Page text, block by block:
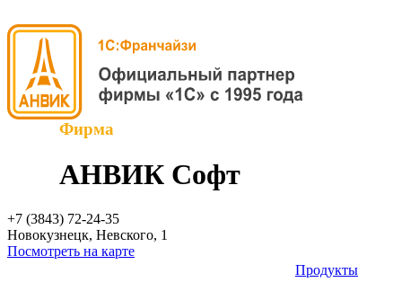
Фирма
АНВИК Софт
+7 (3843) 72-24-35
Новокузнецк, Невского, 1
Посмотреть на карте
Продукты